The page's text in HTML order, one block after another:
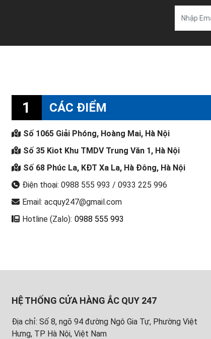
1 CÁC ĐIỂM
Số 1065 Giải Phóng, Hoàng Mai, Hà Nội
Số 35 Kiot Khu TMDV Trung Văn 1, Hà Nội
Số 68 Phúc La, KĐT Xa La, Hà Đông, Hà Nội
Điện thoại: 0988 555 993 / 0933 225 996
Email: acquy247@gmail.com
Hotline (Zalo): 0988 555 993
HỆ THỐNG CỬA HÀNG ẮC QUY 247
Địa chỉ: Số 8, ngõ 94 đường Ngô Gia Tự, Phường Việt
Hưng, TP Hà Nội, Việt Nam